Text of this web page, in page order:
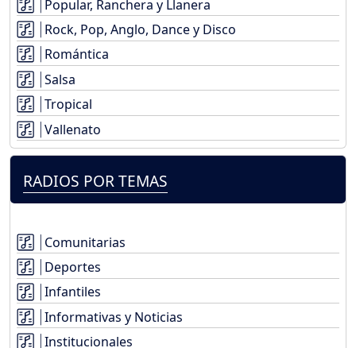
Popular, Ranchera y Llanera
Rock, Pop, Anglo, Dance y Disco
Romántica
Salsa
Tropical
Vallenato
RADIOS POR TEMAS
Comunitarias
Deportes
Infantiles
Informativas y Noticias
Institucionales